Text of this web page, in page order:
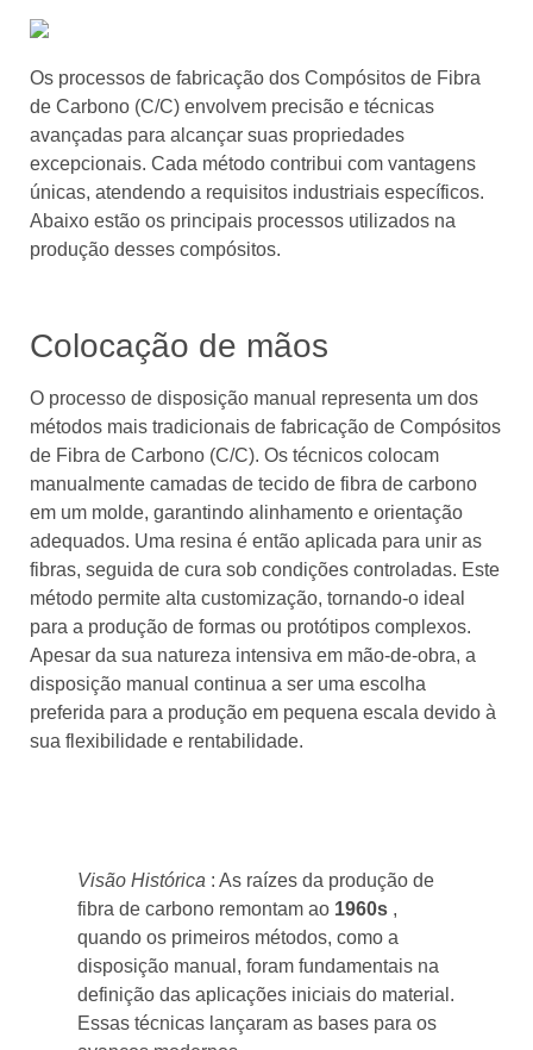
Os processos de fabricação dos Compósitos de Fibra
de Carbono (C/C) envolvem precisão e técnicas
avançadas para alcançar suas propriedades
excepcionais. Cada método contribui com vantagens
únicas, atendendo a requisitos industriais específicos.
Abaixo estão os principais processos utilizados na
produção desses compósitos.
Colocação de mãos
O processo de disposição manual representa um dos
métodos mais tradicionais de fabricação de Compósitos
de Fibra de Carbono (C/C). Os técnicos colocam
manualmente camadas de tecido de fibra de carbono
em um molde, garantindo alinhamento e orientação
adequados. Uma resina é então aplicada para unir as
fibras, seguida de cura sob condições controladas. Este
método permite alta customização, tornando-o ideal
para a produção de formas ou protótipos complexos.
Apesar da sua natureza intensiva em mão-de-obra, a
disposição manual continua a ser uma escolha
preferida para a produção em pequena escala devido à
sua flexibilidade e rentabilidade.
Visão Histórica : As raízes da produção de
fibra de carbono remontam ao 1960s ,
quando os primeiros métodos, como a
disposição manual, foram fundamentais na
definição das aplicações iniciais do material.
Essas técnicas lançaram as bases para os